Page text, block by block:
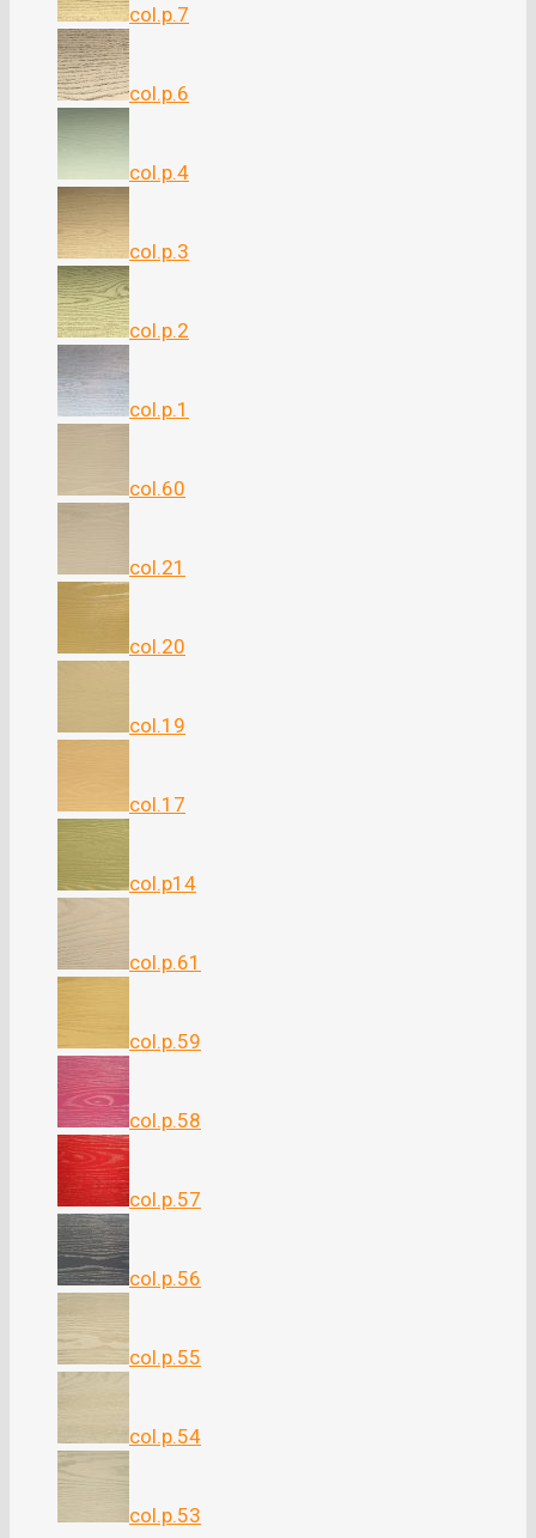
col.p.7
col.p.6
col.p.4
col.p.3
col.p.2
col.p.1
col.60
col.21
col.20
col.19
col.17
col.p14
col.p.61
col.p.59
col.p.58
col.p.57
col.p.56
col.p.55
col.p.54
col.p.53